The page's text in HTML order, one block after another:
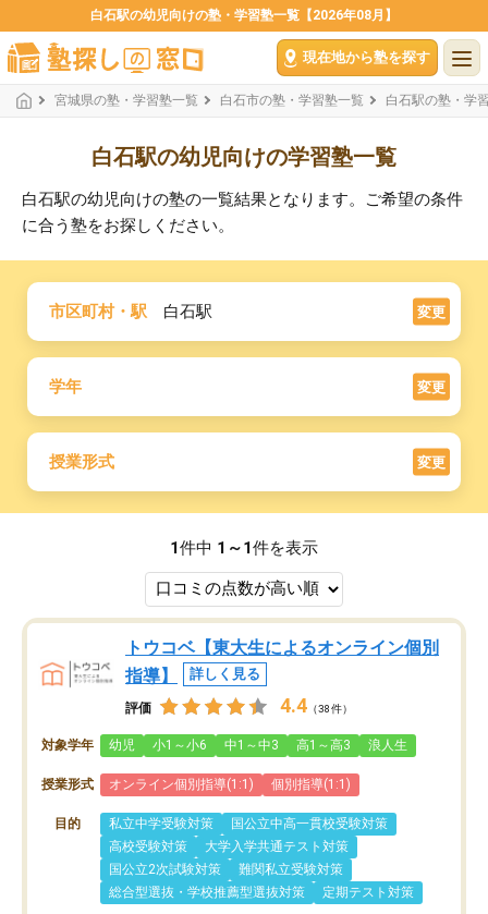
白石駅の幼児向けの塾・学習塾一覧【2026年08月】
現在地から塾を探す
宮城県の塾・学習塾一覧 白石市の塾・学習塾一覧 白石駅の塾・学
白石駅の幼児向けの学習塾一覧
白石駅の幼児向けの塾の一覧結果となります。ご希望の条件
に合う塾をお探しください。
市区町村・駅 白石駅 変更
学年 変更
授業形式 変更
1件中 1～1件を表示
トウコベ【東大生によるオンライン個別
指導】
詳しく見る
評価 4.4 （38件）
対象学年 幼児 小1～小6 中1～中3 高1～高3 浪人生
授業形式 オンライン個別指導(1:1) 個別指導(1:1)
目的 私立中学受験対策
国公立中高一貫校受験対策
高校受験対策
大学入学共通テスト対策
国公立2次試験対策
難関私立受験対策
総合型選抜・学校推薦型選抜対策
定期テスト対策